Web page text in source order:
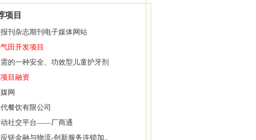
项目
刊杂志期刊电子媒体网站
田开发项目
的一种安全、功效型儿童护牙剂
目融资
网
餐饮有限公司
动社交平台——厂商通
链金融与物流-创新服务连锁加..